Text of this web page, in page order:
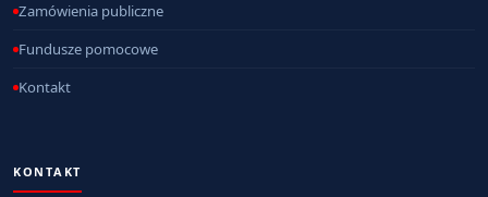
Zamówienia publiczne
Fundusze pomocowe
Kontakt
KONTAKT